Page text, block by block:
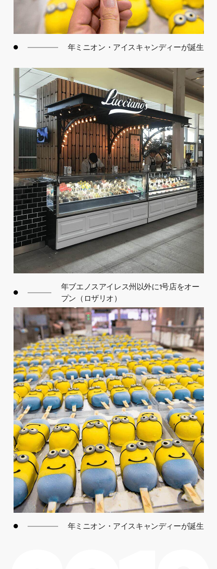
年ミニオン・アイスキャンディーが誕生
年ブエノスアイレス州以外に1号店をオー
プン（ロザリオ）
年ミニオン・アイスキャンディーが誕生